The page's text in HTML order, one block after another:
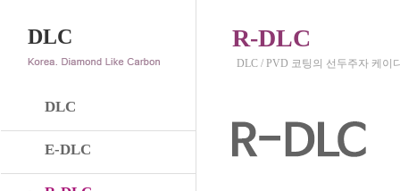
DLC
DLC
E-DLC
R-DLC
DLC / PVD 코팅의 선두주자 케이